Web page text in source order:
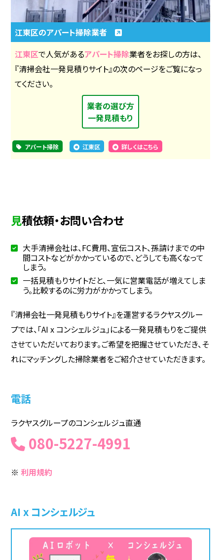
江東区のアパート掃除業者
江東区で人気があるアパート掃除業者をお探しの方は、
『清掃会社一発見積りサイト』の次のページをご覧になっ
てください。
業者の選び方
一発見積もり
アパート掃除 江東区 詳しくはこちら
見積依頼・お問い合わせ
大手清掃会社は、FC費用、宣伝コスト、孫請けまでの中
間コストなどがかかっているので、どうしても高くなって
しまう。
一括見積もりサイトだと、一気に営業電話が増えてしま
う。比較するのに労力がかかってしまう。
『清掃会社一発見積もりサイト』を運営するラクヤスグルー
プでは、「AI x コンシェルジュ」による一発見積もりをご提供
させていただいております。ご希望を把握させていただき、そ
れにマッチングした掃除業者をご紹介させていただきます。
電話
ラクヤスグループのコンシェルジュ直通
080-5227-4991
※利用規約
AI x コンシェルジュ